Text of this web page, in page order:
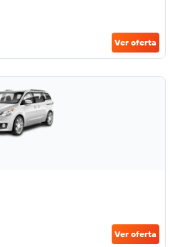
Ver oferta
Ver oferta